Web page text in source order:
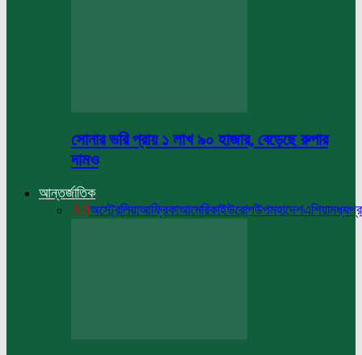
সোনার ভরি প্রায় ১ লাখ ৯০ হাজার, বেড়েছে রুপার
দামও
আন্তর্জাতিক
Allঅস্ট্রেলিয়াআফ্রিকাআমেরিকাইউরোপউপমহাদেশএশিয়া